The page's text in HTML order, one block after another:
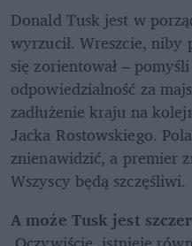
Donald Tusk jest w
wyrzucił. Wreszcie,
się zorientował –
odpowiedzialność za
zadłużenie kraju na
Jacka Rostowskiego.
znienawidzić, a premier
Wszyscy będą szczęśliwi.
A może Tusk jest